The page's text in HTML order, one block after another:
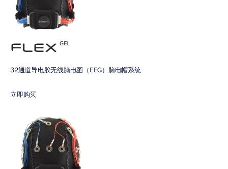
32通道导电胶无线脑电图（EEG）脑电帽系统
立即购买